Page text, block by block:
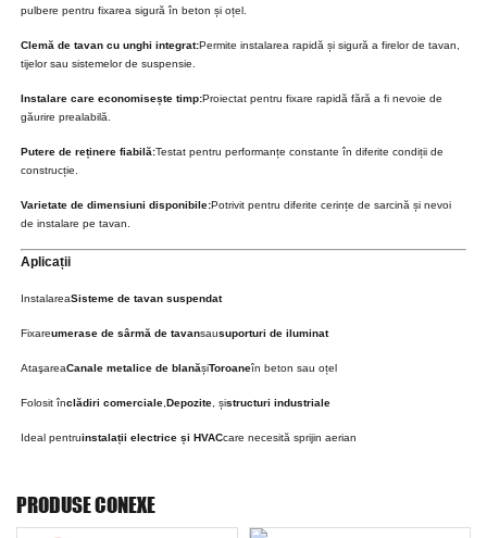
pulbere pentru fixarea sigură în beton și oțel.
Clemă de tavan cu unghi integrat:Permite instalarea rapidă și sigură a firelor de tavan,
tijelor sau sistemelor de suspensie.
Instalare care economisește timp:Proiectat pentru fixare rapidă fără a fi nevoie de
găurire prealabilă.
Putere de reținere fiabilă:Testat pentru performanțe constante în diferite condiții de
construcție.
Varietate de dimensiuni disponibile:Potrivit pentru diferite cerințe de sarcină și nevoi
de instalare pe tavan.
Aplicații
InstalareaSisteme de tavan suspendat
Fixareumerase de sârmă de tavansausuporturi de iluminat
AtaşareaCanale metalice de blanășiToroaneîn beton sau oțel
Folosit înclădiri comerciale,Depozite, șistructuri industriale
Ideal pentruinstalații electrice și HVACcare necesită sprijin aerian
PRODUSE CONEXE